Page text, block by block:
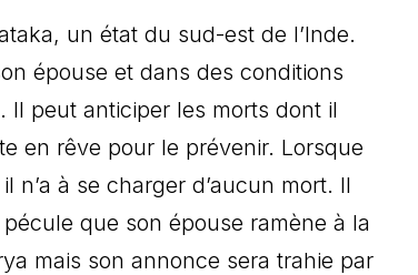
un état du sud-est de l’Inde.
épouse et dans des conditions
peut anticiper les morts dont il
en rêve pour le prévenir. Lorsque
à se charger d’aucun mort. Il
que son épouse ramène à la
mais son annonce sera trahie par